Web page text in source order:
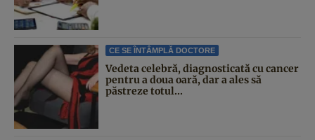
CE SE ÎNTÂMPLĂ DOCTORE
Vedeta celebră, diagnosticată cu cancer
pentru a doua oară, dar a ales să
păstreze totul...